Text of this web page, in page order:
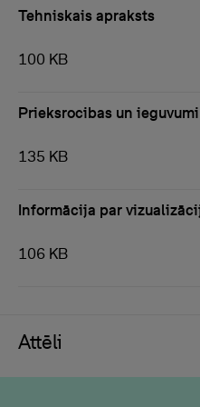
Tehniskais apraksts
100 KB
Prieksrocibas un ieguvumi
135 KB
Informācija par
106 KB
Attēli